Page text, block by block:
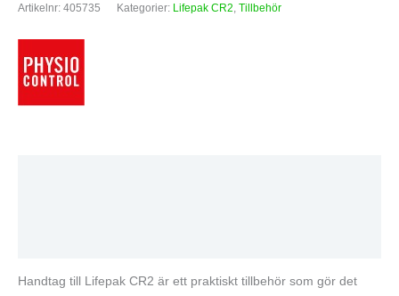
Artikelnr: 405735 Kategorier: Lifepak CR2, Tillbehör
Handtag till Lifepak CR2 är ett praktiskt tillbehör som gör det